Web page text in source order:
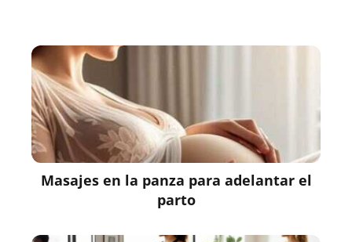
Masajes en la panza para adelantar el
parto